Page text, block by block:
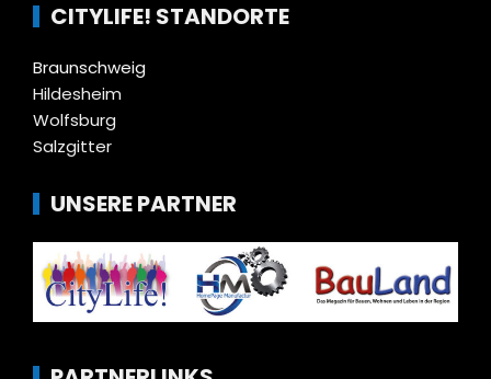
CITYLIFE! STANDORTE
Braunschweig
Hildesheim
Wolfsburg
Salzgitter
UNSERE PARTNER